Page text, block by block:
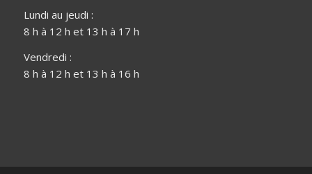
Lundi au jeudi :
8 h à 12 h et 13 h à 17 h
Vendredi :
8 h à 12 h et 13 h à 16 h